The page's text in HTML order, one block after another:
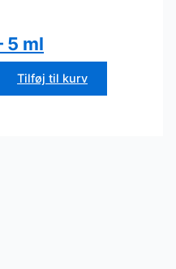
5 ml
Tilføj til kurv